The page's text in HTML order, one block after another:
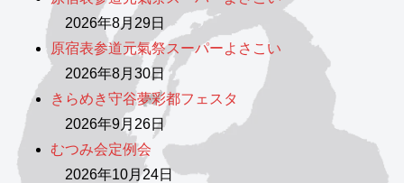
2026年8月29日
原宿表参道元氣祭スーパーよさこい
2026年8月30日
きらめき守谷夢彩都フェスタ
2026年9月26日
むつみ会定例会
2026年10月24日